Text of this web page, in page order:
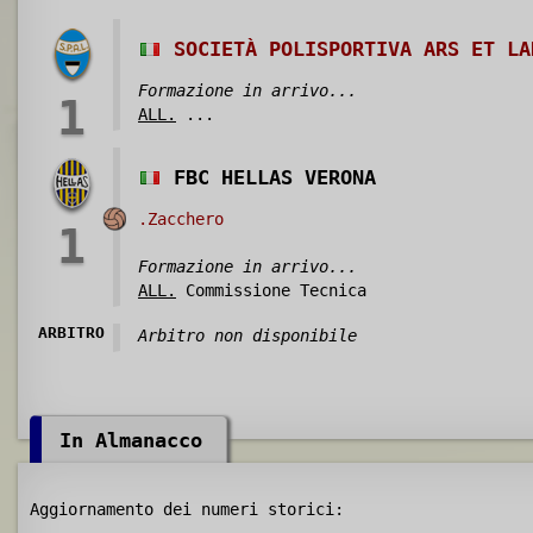
1
SOCIETÀ POLISPORTIVA ARS ET
Formazione in arrivo...
ALL.
...
1
FBC HELLAS VERONA
.Zacchero
Formazione in arrivo...
ALL.
Commissione Tecnica
ARBITRO Arbitro non disponibile
In Almanacco
Aggiornamento dei numeri storici: